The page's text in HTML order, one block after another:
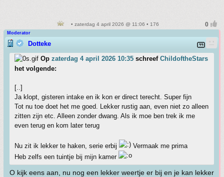
• zaterdag 4 april 2026 @ 11:06 • 176
Moderator
Dotteke
Op zaterdag 4 april 2026 10:35 schreef ChildoftheStars
het volgende:
[..]
Ja klopt, gisteren intake en ik kon er direct terecht. Super fijn
Tot nu toe doet het me goed. Lekker rustig aan, even niet zo alleen
zitten zijn etc. Alleen zonder dwang. Als ik moe ben trek ik me
even terug en kom later terug
Nu zit ik lekker te haken, serie erbij
Vermaak me prima
Heb zelfs een tuintje bij mijn kamer
O kijk eens aan, nu nog een lekker weertje er bij en je kan lekker